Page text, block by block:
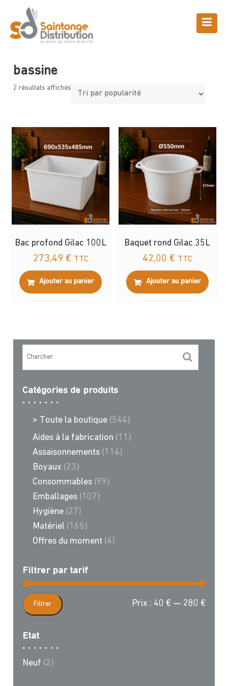
content
Boutique
bassine
2 résultats affichés
Bac profond Gilac 100L
273,49 € TTC
Ajouter au panier
Baquet rond Gilac 35L
42,00 € TTC
Ajouter au panier
Catégories de produits
> Toute la boutique (544)
Aides à la fabrication (11)
Assaisonnements (114)
Boyaux (23)
Consommables (99)
Emballages (107)
Hygiène (27)
Matériel (165)
Offres du moment (4)
Filtrer par tarif
Filtrer Prix : 40 € — 280 €
Etat
Neuf (2)